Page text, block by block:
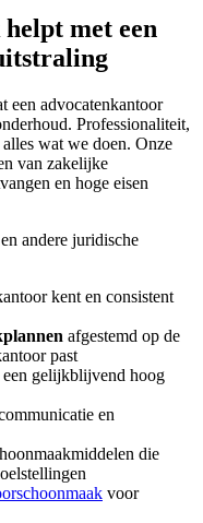
met een
een advocatenkantoor
Professionaliteit,
wat we doen. Onze
van zakelijke
en hoge eisen
andere juridische
kent en consistent
afgestemd op de
past
gelijkblijvend hoog
en
die
voor